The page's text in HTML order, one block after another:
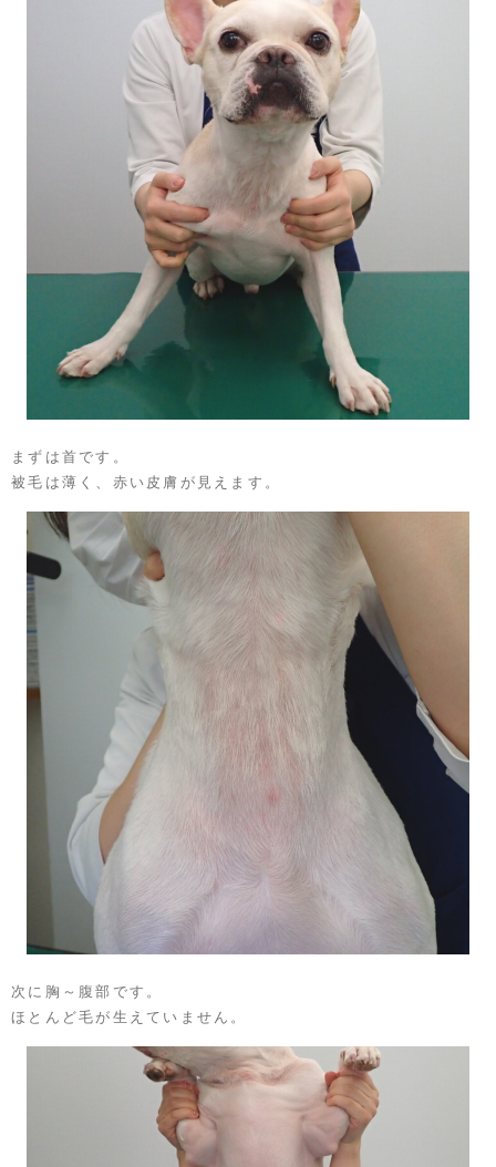
まずは首です。
被毛は薄く、赤い皮膚が見えます。
次に胸～腹部です。
ほとんど毛が生えていません。